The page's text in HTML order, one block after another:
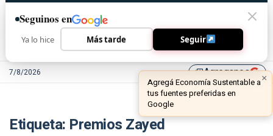
7/8/2026 library_addAgreganos ×
Agregá Economía Sustentable a
tus fuentes preferidas en
Google
Etiqueta: Premios Zayed
Seguinos en
Ya lo hice Más tarde Seguir